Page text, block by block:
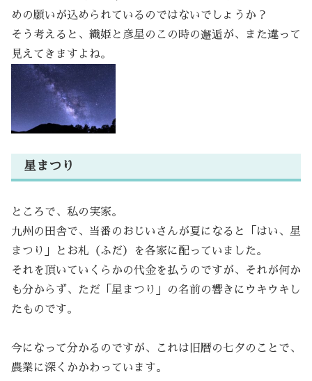
めの願いが込められているのではないでしょうか？
そう考えると、織姫と彦星のこの時の邂逅が、また違って
見えてきますよね。
星まつり
ところで、私の実家。
九州の田舎で、当番のおじいさんが夏になると「はい、星
まつり」とお札（ふだ）を各家に配っていました。
それを頂いていくらかの代金を払うのですが、それが何か
も分からず、ただ「星まつり」の名前の響きにウキウキし
たものです。
今になって分かるのですが、これは旧暦の七夕のことで、
農業に深くかかわっています。